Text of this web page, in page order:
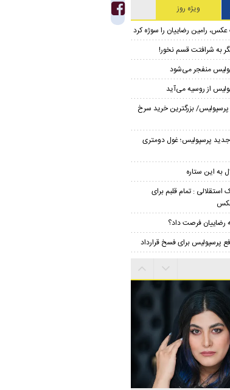
ویژه روز
رامین رضاییان را سوژه کرد
به شرافتت قسم نخور!
منفجر می‌شود
از روسیه می‌آید
بزرگترین خرید سرخ
جدید پرسپولیس؛ غول دومتری
به این ستاره
: تمام قلبم برای
رضاییان فرصت داد؟
پرسپولیس برای فسخ قرارداد